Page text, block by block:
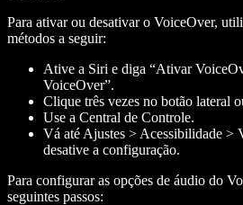
Para ativar ou desativar o VoiceOver,
métodos a seguir:
Ative a Siri e diga “Ativar
VoiceOver”.
Clique três vezes no botão lateral
Use a Central de Controle.
Vá até Ajustes > Acessibilidade >
desative a configuração.
Para configurar as opções de áudio do
seguintes passos: